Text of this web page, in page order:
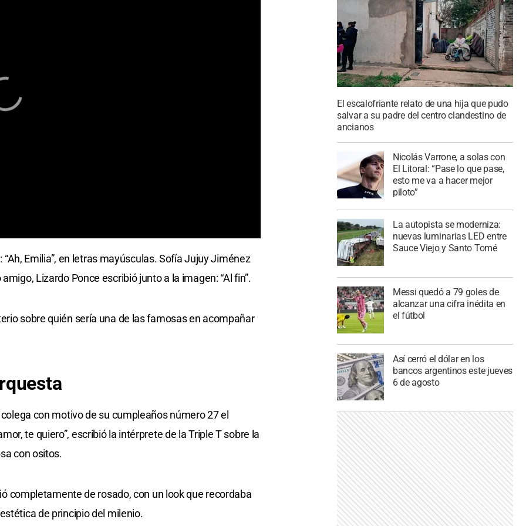
Emilia”, en letras mayúsculas. Sofía Jujuy Jiménez
Lizardo Ponce escribió junto a la imagen: “Al fin”.
sobre quién sería una de las famosas en acompañar
con motivo de su cumpleaños número 27 el
te quiero”, escribió la intérprete de la Triple T sobre la
con ositos.
completamente de rosado, con un look que recordaba
de principio del milenio.
El escalofriante relato de una hija que pudo
salvar a su padre del centro clandestino de
ancianos
Nicolás Varrone, a solas con
El Litoral: “Pase lo que pase,
esto me va a hacer mejor
piloto”
La autopista se moderniza:
nuevas luminarias LED entre
Sauce Viejo y Santo Tomé
Messi quedó a 79 goles de
alcanzar una cifra inédita en
el fútbol
Así cerró el dólar en los
bancos argentinos este jueves
6 de agosto